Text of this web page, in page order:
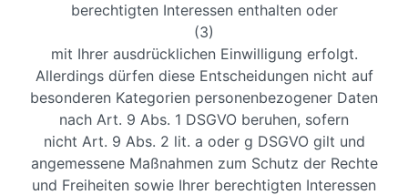
berechtigten Interessen enthalten oder
(3)
mit Ihrer ausdrücklichen Einwilligung erfolgt.
Allerdings dürfen diese Entscheidungen nicht auf
besonderen Kategorien personenbezogener Daten
nach Art. 9 Abs. 1 DSGVO beruhen, sofern
nicht Art. 9 Abs. 2 lit. a oder g DSGVO gilt und
angemessene Maßnahmen zum Schutz der Rechte
und Freiheiten sowie Ihrer berechtigten Interessen